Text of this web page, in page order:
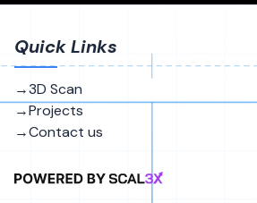
Quick Links
→3D Scan
→Projects
→Contact us